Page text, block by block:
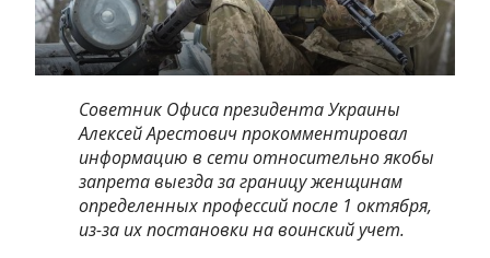
Советник Офиса президента Украины
Алексей Арестович прокомментировал
информацию в сети относительно якобы
запрета выезда за границу женщинам
определенных профессий после 1 октября,
из-за их постановки на воинский учет.